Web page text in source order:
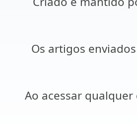
Os artigos
Ao acessar